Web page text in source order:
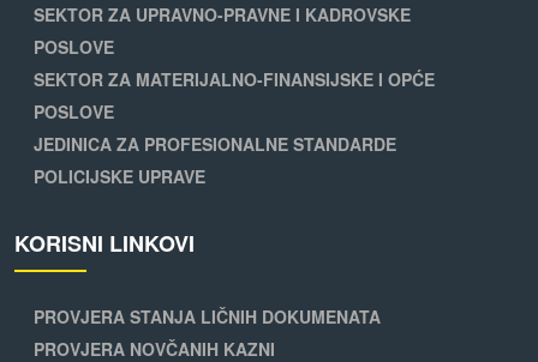
SEKTOR ZA UPRAVNO-PRAVNE I KADROVSKE
POSLOVE
SEKTOR ZA MATERIJALNO-FINANSIJSKE I OPĆE
POSLOVE
JEDINICA ZA PROFESIONALNE STANDARDE
POLICIJSKE UPRAVE
KORISNI LINKOVI
PROVJERA STANJA LIČNIH DOKUMENATA
PROVJERA NOVČANIH KAZNI